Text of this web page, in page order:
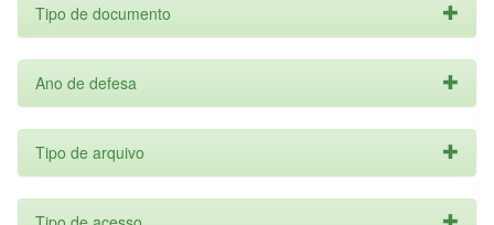
Tipo de documento
Ano de defesa
Tipo de arquivo